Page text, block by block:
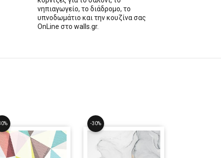
νηπιαγωγείο, το διάδρομο, το
υπνοδωμάτιο και την κουζίνα σας
OnLine στο walls.gr.
-30%